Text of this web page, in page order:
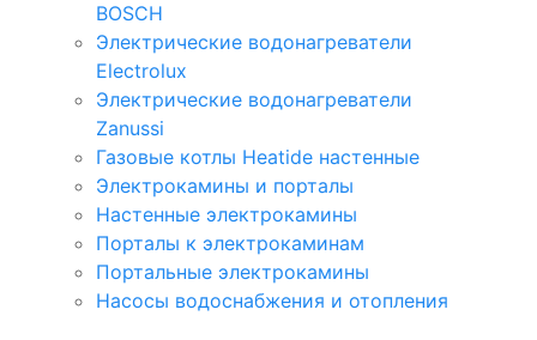
BOSCH
Электрические водонагреватели
Electrolux
Электрические водонагреватели
Zanussi
Газовые котлы Heatide настенные
Электрокамины и порталы
Настенные электрокамины
Порталы к электрокаминам
Портальные электрокамины
Насосы водоснабжения и отопления